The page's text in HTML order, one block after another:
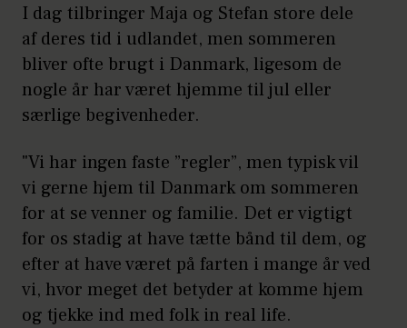
I dag tilbringer Maja og Stefan store dele
af deres tid i udlandet, men sommeren
bliver ofte brugt i Danmark, ligesom de
nogle år har været hjemme til jul eller
særlige begivenheder.
"Vi har ingen faste ”regler”, men typisk vil
vi gerne hjem til Danmark om sommeren
for at se venner og familie. Det er vigtigt
for os stadig at have tætte bånd til dem, og
efter at have været på farten i mange år ved
vi, hvor meget det betyder at komme hjem
og tjekke ind med folk in real life.